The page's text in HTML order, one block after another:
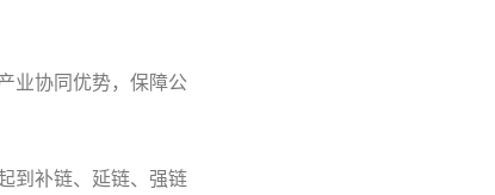
业协同优势，保障公
到补链、延链、强链